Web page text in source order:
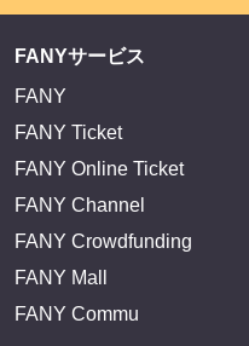
FANYサービス
FANY
FANY Ticket
FANY Online Ticket
FANY Channel
FANY Crowdfunding
FANY Mall
FANY Commu